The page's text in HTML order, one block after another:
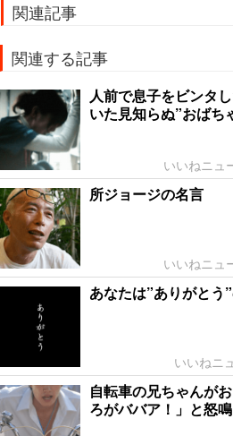
関連記事
関連する記事
人前で息子をビンタ
いた見知らぬ”おばち
いいねニュ
所ジョージの名
いいねニュ
あなたは”ありがとう
いいねニ
自転車の兄ちゃんが
ろがババア！」と怒